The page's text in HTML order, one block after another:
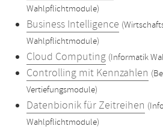
Wahlpflichtmodule)
Business Intelligence
Wahlpflichtmodule)
Cloud Computing (Informatik
Controlling mit Kennzahlen
Vertiefungsmodule)
Datenbionik für Zeitreihen
Wahlpflichtmodule)